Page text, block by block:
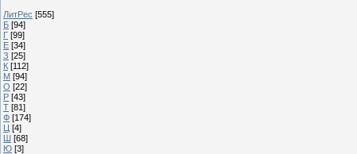
ЛитРес [555]
Б [94]
Г [99]
Е [34]
З [25]
К [112]
М [94]
О [22]
Р [43]
Т [81]
Ф [174]
Ц [4]
Ш [68]
Ю [3]